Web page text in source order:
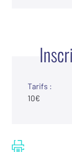
Tarifs :
10€